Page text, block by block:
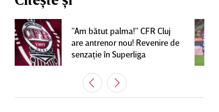
”Am bătut palma!” CFR Cluj
are antrenor nou! Revenire de
senzaţie în Superliga